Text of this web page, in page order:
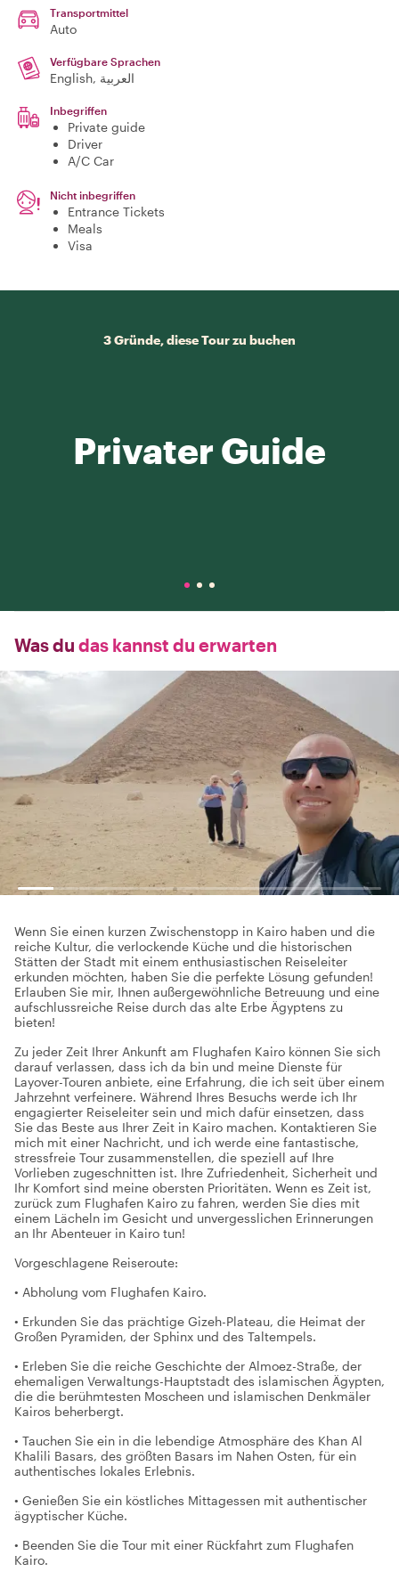
Transportmittel
Auto
Verfügbare Sprachen
English, العربية
Inbegriffen
Private guide
Driver
A/C Car
Nicht inbegriffen
Entrance Tickets
Meals
Visa
3 Gründe, diese Tour zu buchen
Privater Guide
Was du das kannst du erwarten
Wenn Sie einen kurzen Zwischenstopp in Kairo haben und die
reiche Kultur, die verlockende Küche und die historischen
Stätten der Stadt mit einem enthusiastischen Reiseleiter
erkunden möchten, haben Sie die perfekte Lösung gefunden!
Erlauben Sie mir, Ihnen außergewöhnliche Betreuung und eine
aufschlussreiche Reise durch das alte Erbe Ägyptens zu
bieten!
Zu jeder Zeit Ihrer Ankunft am Flughafen Kairo können Sie sich
darauf verlassen, dass ich da bin und meine Dienste für
Layover-Touren anbiete, eine Erfahrung, die ich seit über einem
Jahrzehnt verfeinere. Während Ihres Besuchs werde ich Ihr
engagierter Reiseleiter sein und mich dafür einsetzen, dass
Sie das Beste aus Ihrer Zeit in Kairo machen. Kontaktieren Sie
mich mit einer Nachricht, und ich werde eine fantastische,
stressfreie Tour zusammenstellen, die speziell auf Ihre
Vorlieben zugeschnitten ist. Ihre Zufriedenheit, Sicherheit und
Ihr Komfort sind meine obersten Prioritäten. Wenn es Zeit ist,
zurück zum Flughafen Kairo zu fahren, werden Sie dies mit
einem Lächeln im Gesicht und unvergesslichen Erinnerungen
an Ihr Abenteuer in Kairo tun!
Vorgeschlagene Reiseroute:
• Abholung vom Flughafen Kairo.
• Erkunden Sie das prächtige Gizeh-Plateau, die Heimat der
Großen Pyramiden, der Sphinx und des Taltempels.
• Erleben Sie die reiche Geschichte der Almoez-Straße, der
ehemaligen Verwaltungs-Hauptstadt des islamischen Ägypten,
die die berühmtesten Moscheen und islamischen Denkmäler
Kairos beherbergt.
• Tauchen Sie ein in die lebendige Atmosphäre des Khan Al
Khalili Basars, des größten Basars im Nahen Osten, für ein
authentisches lokales Erlebnis.
• Genießen Sie ein köstliches Mittagessen mit authentischer
ägyptischer Küche.
• Beenden Sie die Tour mit einer Rückfahrt zum Flughafen
Kairo.